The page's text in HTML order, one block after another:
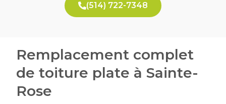
(514) 722-7348
Remplacement complet
de toiture plate à Sainte-
Rose